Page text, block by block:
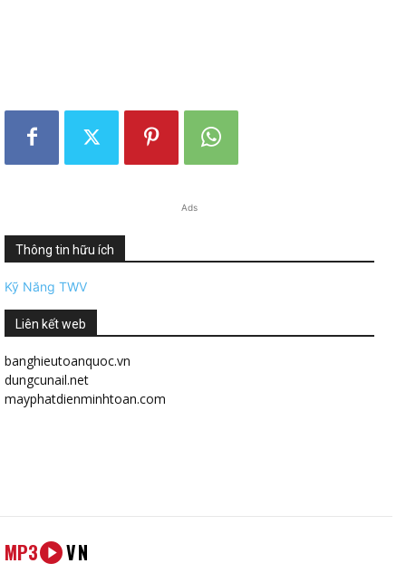
Ads
Thông tin hữu ích
Kỹ Năng TWV
Liên kết web
banghieutoanquoc.vn
dungcunail.net
mayphatdienminhtoan.com
MP3 VN